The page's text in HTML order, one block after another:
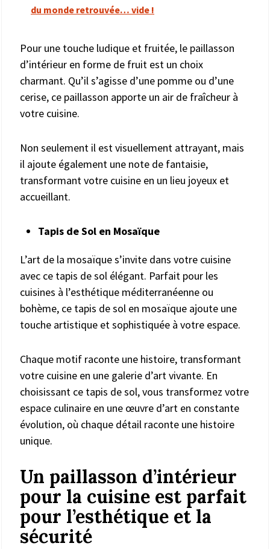
du monde retrouvée… vide !
Pour une touche ludique et fruitée, le paillasson
d’intérieur en forme de fruit est un choix
charmant. Qu’il s’agisse d’une pomme ou d’une
cerise, ce paillasson apporte un air de fraîcheur à
votre cuisine.
Non seulement il est visuellement attrayant, mais
il ajoute également une note de fantaisie,
transformant votre cuisine en un lieu joyeux et
accueillant.
Tapis de Sol en Mosaïque
L’art de la mosaïque s’invite dans votre cuisine
avec ce tapis de sol élégant. Parfait pour les
cuisines à l’esthétique méditerranéenne ou
bohème, ce tapis de sol en mosaïque ajoute une
touche artistique et sophistiquée à votre espace.
Chaque motif raconte une histoire, transformant
votre cuisine en une galerie d’art vivante. En
choisissant ce tapis de sol, vous transformez votre
espace culinaire en une œuvre d’art en constante
évolution, où chaque détail raconte une histoire
unique.
Un paillasson d’intérieur
pour la cuisine est parfait
pour l’esthétique et la
sécurité